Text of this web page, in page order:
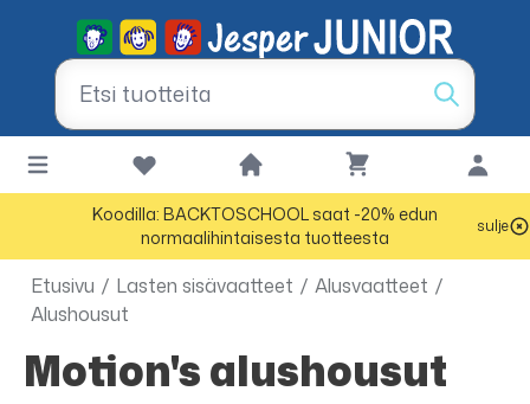
Koodilla: BACKTOSCHOOL saat -20% edun
normaalihintaisesta tuotteesta
sulje
Etusivu / Lasten sisävaatteet / Alusvaatteet /
Alushousut
Motion's alushousut